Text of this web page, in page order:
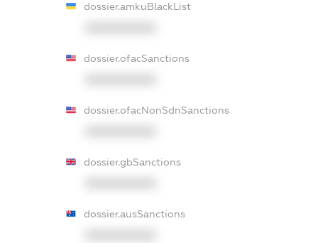
dossier.amkuBlackList
dossier.ofacSanctions
dossier.ofacNonSdnSanctions
dossier.gbSanctions
dossier.ausSanctions